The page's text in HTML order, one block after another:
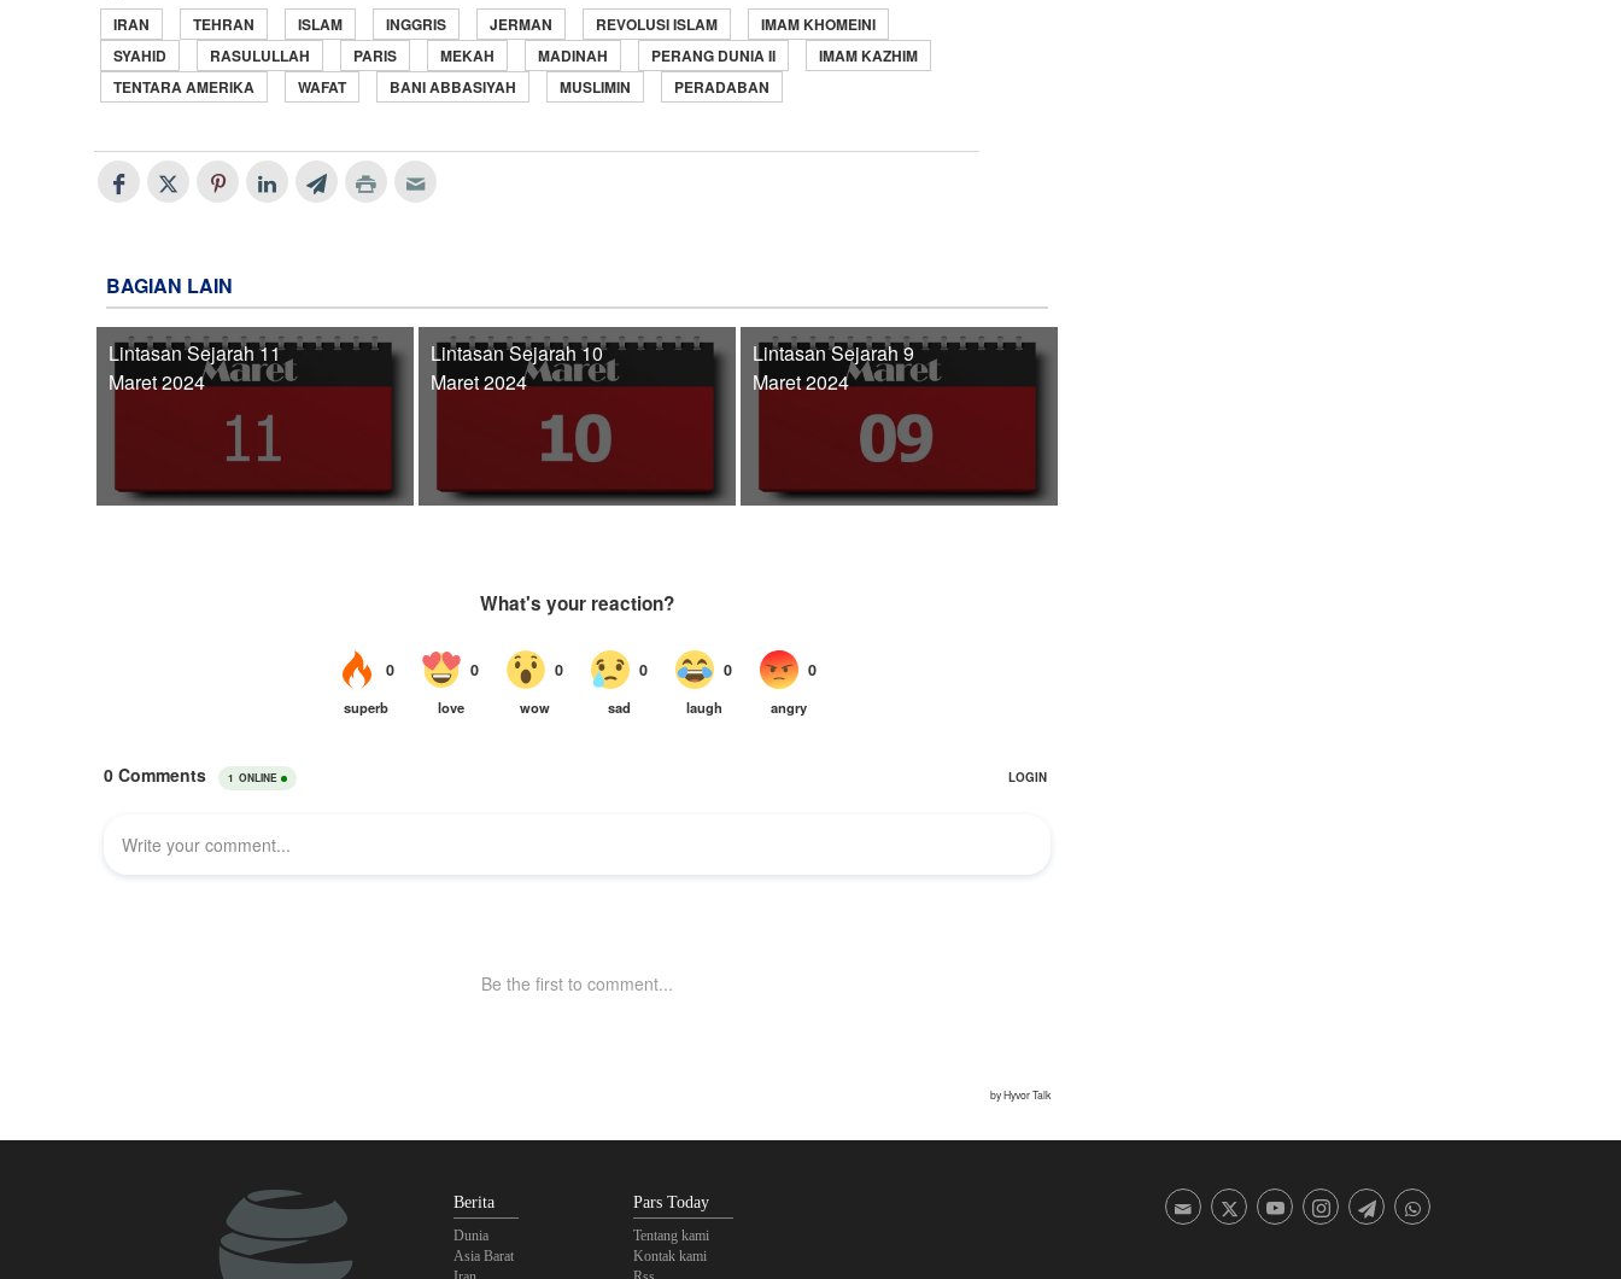
IRAN TEHRAN ISLAM INGGRIS JERMAN REVOLUSI ISLAM
IMAM KHOMEINI
SYAHID
RASULULLAH PARIS MEKAH MADINAH PERANG DUNIA II
IMAM KAZHIM
TENTARA AMERIKA
WAFAT BANI ABBASIYAH MUSLIMIN PERADABAN
BAGIAN LAIN
Lintasan Sejarah 11
Maret 2024
Lintasan Sejarah 10
Maret 2024
Lintasan Sejarah 9
Maret 2024
Berita
Dunia
Asia Barat
Pars Today
Tentang kami
Kontak kami